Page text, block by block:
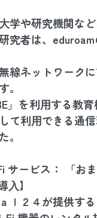
学や研究機関な
究者は、
線ネットワーク
。
」を利⽤する教
て利⽤できる通
。
サービス： 「お
】
ｌ２４が提供す